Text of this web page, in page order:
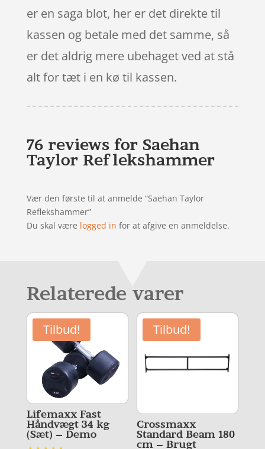
er en saga blot, her er det direkte til
kassen og betale med det samme, så
er det aldrig mere ubehaget ved at stå
alt for tæt i en kø til kassen.
76 reviews for Saehan
Taylor Reflekshammer
Vær den første til at anmelde “Saehan Taylor
Reflekshammer”
Du skal være logged in for at afgive en anmeldelse.
Relaterede varer
Tilbud!
Lifemaxx Fast
Håndvægt 34 kg
(Sæt) – Demo
Tilbud!
Crossmaxx
Standard Beam 180
cm – Brugt